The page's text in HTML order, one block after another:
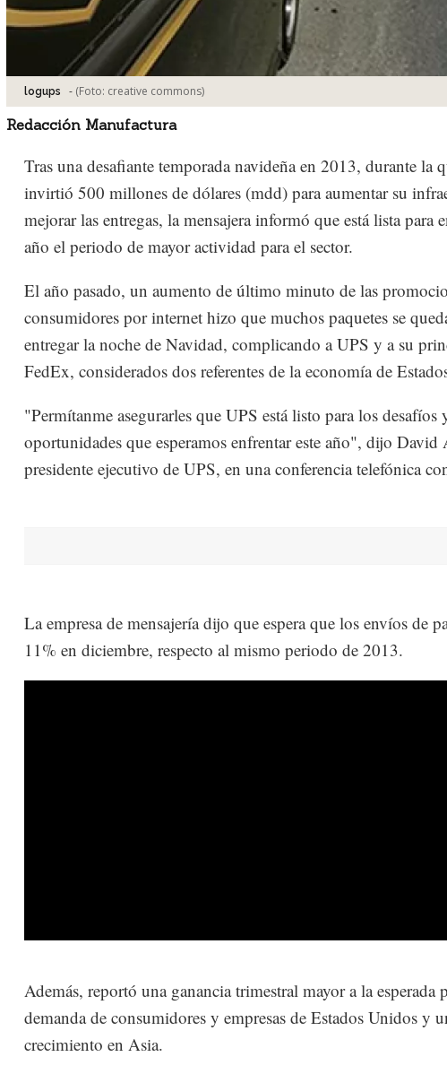
logups - (Foto: creative commons)
Redacción Manufactura
Tras una desafiante temporada navideña en 2013, durante la
invirtió 500 millones de dólares (mdd) para aumentar su
mejorar las entregas, la mensajera informó que está lista para
año el periodo de mayor actividad para el sector.
El año pasado, un aumento de último minuto de las
consumidores por internet hizo que muchos paquetes se
entregar la noche de Navidad, complicando a UPS y a su
FedEx, considerados dos referentes de la economía de
"Permítanme asegurarles que UPS está listo para los desafíos
oportunidades que esperamos enfrentar este año", dijo David
presidente ejecutivo de UPS, en una conferencia telefónica
La empresa de mensajería dijo que espera que los envíos de
11% en diciembre, respecto al mismo periodo de 2013.
Además, reportó una ganancia trimestral mayor a la esperada
demanda de consumidores y empresas de Estados Unidos y
crecimiento en Asia.